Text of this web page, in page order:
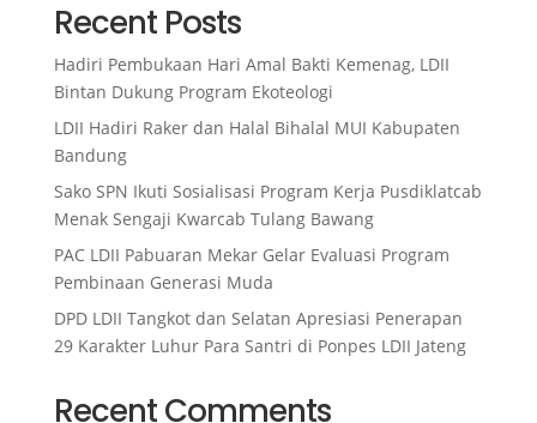
Recent Posts
Hadiri Pembukaan Hari Amal Bakti Kemenag, LDII
Bintan Dukung Program Ekoteologi
LDII Hadiri Raker dan Halal Bihalal MUI Kabupaten
Bandung
Sako SPN Ikuti Sosialisasi Program Kerja Pusdiklatcab
Menak Sengaji Kwarcab Tulang Bawang
PAC LDII Pabuaran Mekar Gelar Evaluasi Program
Pembinaan Generasi Muda
DPD LDII Tangkot dan Selatan Apresiasi Penerapan
29 Karakter Luhur Para Santri di Ponpes LDII Jateng
Recent Comments